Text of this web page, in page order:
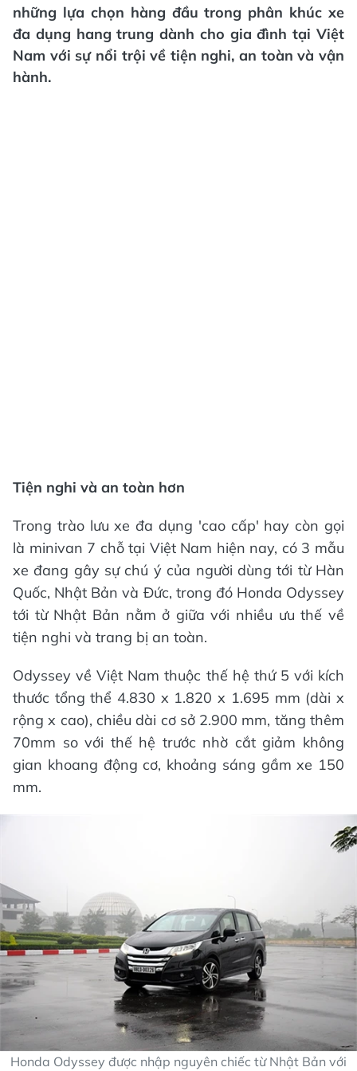
những lựa chọn hàng đầu trong phân khúc xe
đa dụng hang trung dành cho gia đình tại Việt
Nam với sự nổi trội về tiện nghi, an toàn và vận
hành.
Tiện nghi và an toàn hơn
Trong trào lưu xe đa dụng 'cao cấp' hay còn gọi
là minivan 7 chỗ tại Việt Nam hiện nay, có 3 mẫu
xe đang gây sự chú ý của người dùng tới từ Hàn
Quốc, Nhật Bản và Đức, trong đó Honda Odyssey
tới từ Nhật Bản nằm ở giữa với nhiều ưu thế về
tiện nghi và trang bị an toàn.
Odyssey về Việt Nam thuộc thế hệ thứ 5 với kích
thước tổng thể 4.830 x 1.820 x 1.695 mm (dài x
rộng x cao), chiều dài cơ sở 2.900 mm, tăng thêm
70mm so với thế hệ trước nhờ cắt giảm không
gian khoang động cơ, khoảng sáng gầm xe 150
mm.
Honda Odyssey được nhập nguyên chiếc từ Nhật Bản với